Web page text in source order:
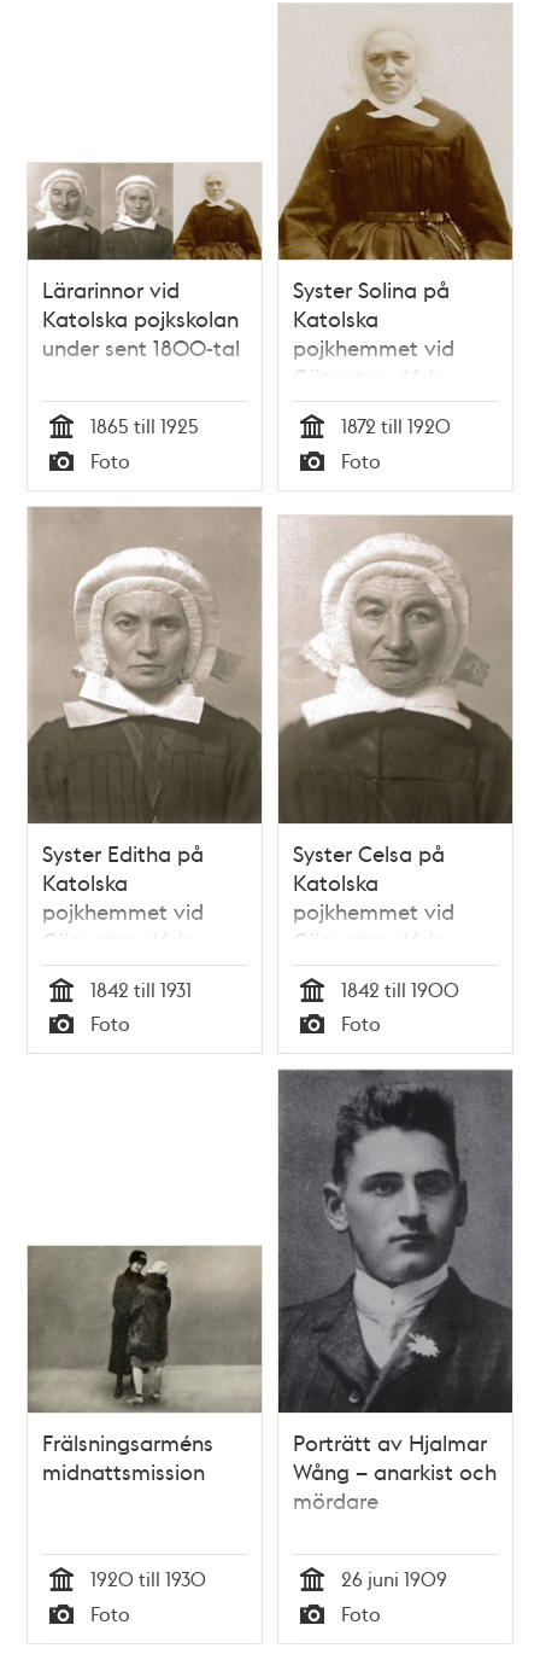
Lärarinnor vid
Katolska pojkskolan
under sent 1800-tal
Tid
1865 till 1925
Typ
Foto
Syster Solina på
Katolska
pojkhemmet vid
Götgatan 46 (nu
58A)
Tid
1872 till 1920
Typ
Foto
Syster Editha på
Katolska
pojkhemmet vid
Götgatan 46 (nu
58A)
Tid
1842 till 1931
Typ
Foto
Syster Celsa på
Katolska
pojkhemmet vid
Götgatan 46 (nu
58A)
Tid
1842 till 1900
Typ
Foto
Frälsningsarméns
midnattsmission
Tid
1920 till 1930
Typ
Foto
Porträtt av Hjalmar
Wång – anarkist och
mördare
Tid
26 juni 1909
Typ
Foto